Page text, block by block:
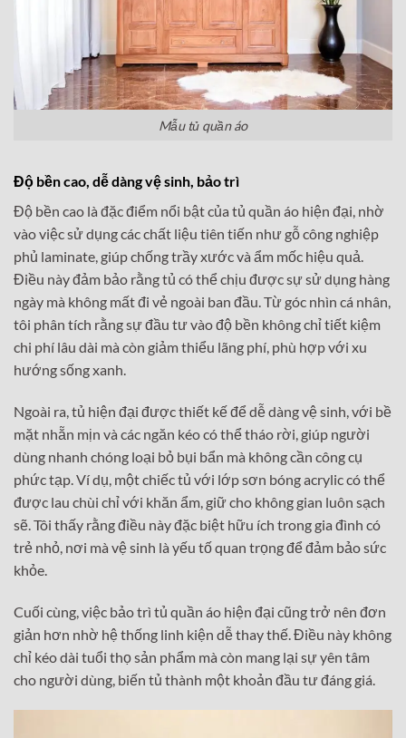
Mẫu tủ quần áo
Độ bền cao, dễ dàng vệ sinh, bảo trì
Độ bền cao là đặc điểm nổi bật của tủ quần áo hiện đại, nhờ
vào việc sử dụng các chất liệu tiên tiến như gỗ công nghiệp
phủ laminate, giúp chống trầy xước và ẩm mốc hiệu quả.
Điều này đảm bảo rằng tủ có thể chịu được sự sử dụng hàng
ngày mà không mất đi vẻ ngoài ban đầu. Từ góc nhìn cá nhân,
tôi phân tích rằng sự đầu tư vào độ bền không chỉ tiết kiệm
chi phí lâu dài mà còn giảm thiểu lãng phí, phù hợp với xu
hướng sống xanh.
Ngoài ra, tủ hiện đại được thiết kế để dễ dàng vệ sinh, với bề
mặt nhẵn mịn và các ngăn kéo có thể tháo rời, giúp người
dùng nhanh chóng loại bỏ bụi bẩn mà không cần công cụ
phức tạp. Ví dụ, một chiếc tủ với lớp sơn bóng acrylic có thể
được lau chùi chỉ với khăn ẩm, giữ cho không gian luôn sạch
sẽ. Tôi thấy rằng điều này đặc biệt hữu ích trong gia đình có
trẻ nhỏ, nơi mà vệ sinh là yếu tố quan trọng để đảm bảo sức
khỏe.
Cuối cùng, việc bảo trì tủ quần áo hiện đại cũng trở nên đơn
giản hơn nhờ hệ thống linh kiện dễ thay thế. Điều này không
chỉ kéo dài tuổi thọ sản phẩm mà còn mang lại sự yên tâm
cho người dùng, biến tủ thành một khoản đầu tư đáng giá.